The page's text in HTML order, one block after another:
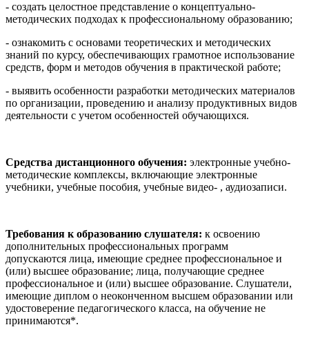
- создать целостное представление о концептуально-
методических подходах к профессиональному образованию;
- ознакомить с основами теоретических и методических
знаний по курсу, обеспечивающих грамотное использование
средств, форм и методов обучения в практической работе;
- выявить особенности разработки методических материалов
по организации, проведению и анализу продуктивных видов
деятельности с учетом особенностей обучающихся.
Средства дистанционного обучения: электронные учебно-
методические комплексы, включающие электронные
учебники, учебные пособия, учебные видео- , аудиозаписи.
Требования к образованию слушателя: к освоению
дополнительных профессиональных программ
допускаются лица, имеющие среднее профессиональное и
(или) высшее образование; лица, получающие среднее
профессиональное и (или) высшее образование. Слушатели,
имеющие диплом о неоконченном высшем образовании или
удостоверение педагогического класса, на обучение не
принимаются*.